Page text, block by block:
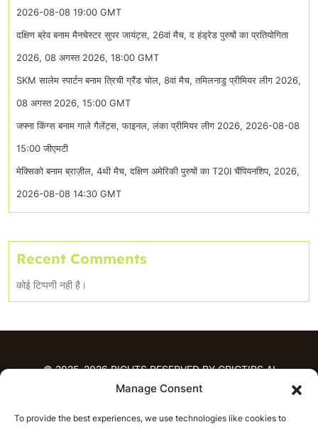
Manage Consent
To provide the best experiences, we use technologies like cookies to
2026-08-08 19:00 GMT
दक्षिण ब्रेव बनाम मैनचेस्टर सुपर जायंट्स, 26वां मैच, द हंड्रेड पुरुषों का प्रतियोगिता
2026, 08 अगस्त 2026, 18:00 GMT
SKM सालेम स्पार्टन बनाम त्रिची ग्रैंड चोल, 8वां मैच, तमिलनाडु प्रीमियर लीग 2026,
08 अगस्त 2026, 15:00 GMT
जफ्ना किंग्स बनाम गाले गैलेंट्स, फाइनल, लंका प्रीमियर लीग 2026, 2026-08-08
15:00 जीएमटी
मेक्सिको बनाम ब्राज़ील, 4थी मैच, दक्षिण अमेरिकी पुरुषों का T20I चैंपियनशिप, 2026,
2026-08-08 14:30 GMT
Recent Comments
कोई टिप्पणी नही है।
© 2025-2026 RIGHTS RESERVED BY CRICTIPS.AI
भविष्यवाणियाँ